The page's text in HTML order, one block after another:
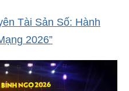
Tài Sản Số: Hành
2026”